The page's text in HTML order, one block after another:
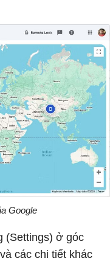
Google
(Settings) ở góc
các chi tiết khác